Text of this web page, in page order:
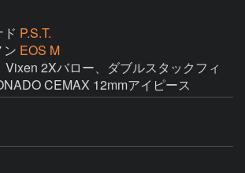
P.S.T.
ン EOS M
2Xバロー、ダブルスタックフィ
CEMAX 12mmアイピース